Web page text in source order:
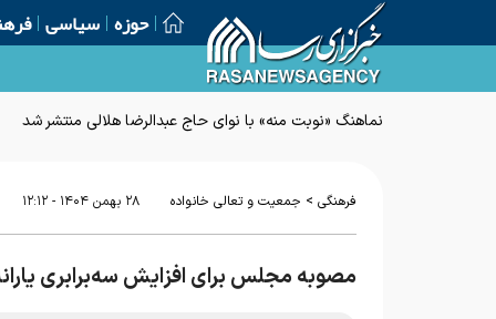
حوزه سیاسی
نماهنگ «نوبت منه» با نوای حاج عبدالرضا هلالی منتشر شد
فرهنگی > جمعیت و تعالی خانواده ۲۸ بهمن ۱۴۰۴ - ۱۲:۱۲
مصوبه مجلس برای افزایش سه‌برابری